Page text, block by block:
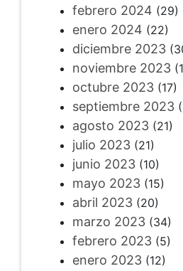
febrero 2024 (29)
enero 2024 (22)
diciembre 2023
noviembre 2023
octubre 2023(17)
septiembre 2023
agosto 2023(21)
julio 2023(21)
junio 2023(10)
mayo 2023(15)
abril 2023(20)
marzo 2023(34)
febrero 2023(5)
enero 2023(12)